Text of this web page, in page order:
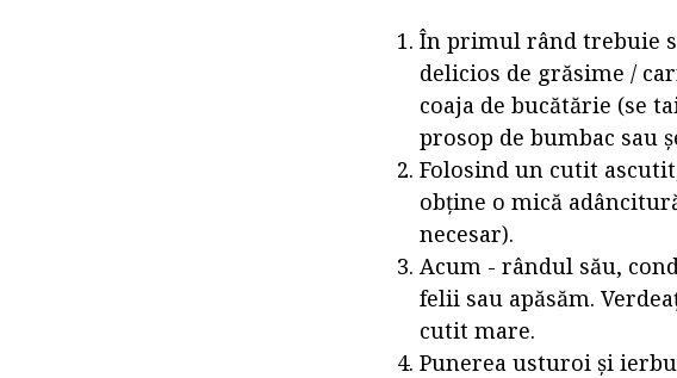
În primul rând trebuie
delicios de grăsime /
coaja de bucătărie (se
prosop de bumbac sau
Folosind un cutit
obține o mică
necesar).
Acum - rândul său,
felii sau apăsăm.
cutit mare.
Punerea usturoi și